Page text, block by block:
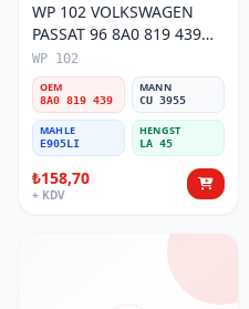
WP 102 VOLKSWAGEN
PASSAT 96 8A0 819 439
Polen Filtresi
WP 102
OEM
8A0 819 439
MANN
CU 3955
MAHLE
E905LI
HENGST
LA 45
₺158,70
+ KDV